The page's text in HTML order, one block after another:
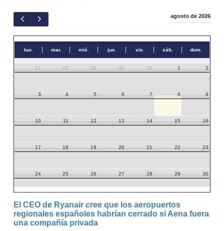
agosto de 2026
lun. mar. mié. jue. vie. sáb. dom.
27 28 29 30 31 1 2
3 4 5 6 7 8 9
10 11 12 13 14 15 16
17 18 19 20 21 22 23
24 25 26 27 28 29 30
El CEO de Ryanair cree que los aeropuertos
regionales españoles habrían cerrado si Aena fuera
una compañía privada